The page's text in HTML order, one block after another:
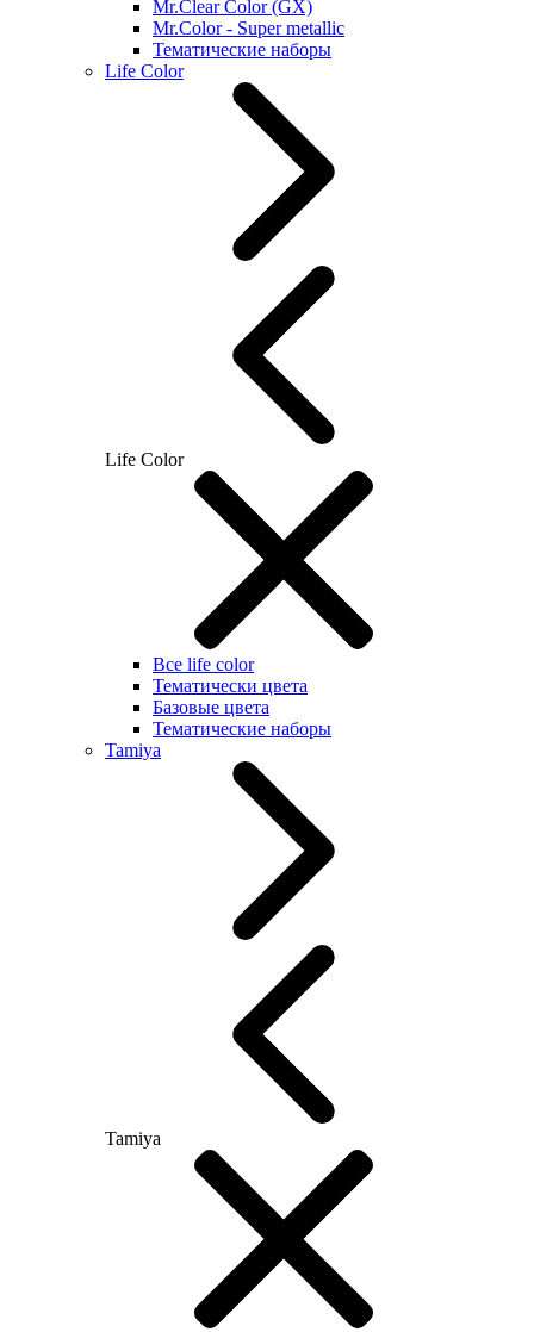
Mr.Clear Color (GX)
Mr.Color - Super metallic
Тематические наборы
Life Color
Life Color
Все life color
Тематически цвета
Базовые цвета
Тематические наборы
Tamiya
Tamiya